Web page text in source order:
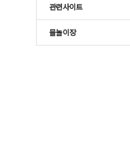
관련사이트
물놀이장